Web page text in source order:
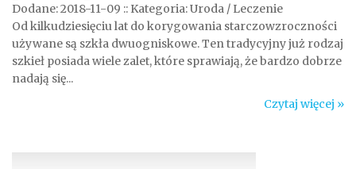
Dodane: 2018-11-09 :: Kategoria: Uroda / Leczenie
Od kilkudziesięciu lat do korygowania starczowzroczności
używane są szkła dwuogniskowe. Ten tradycyjny już rodzaj
szkieł posiada wiele zalet, które sprawiają, że bardzo dobrze
nadają się...
Czytaj więcej »